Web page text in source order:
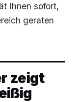
Ihnen sofort,
geraten
zeigt